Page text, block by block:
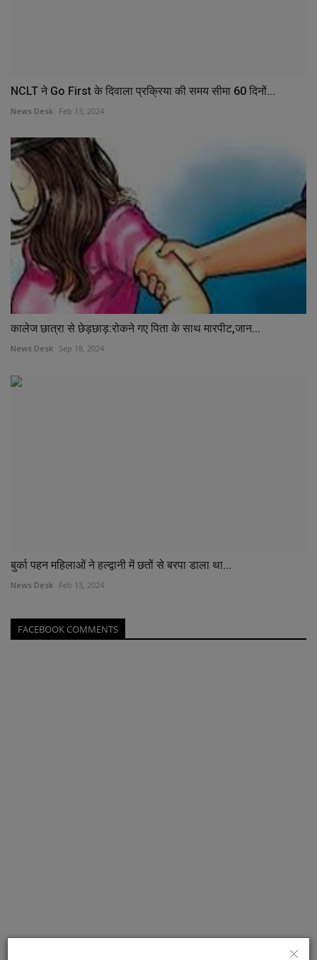
NCLT ने Go First के दिवाला प्रक्रिया की समय सीमा 60 दिनों...
News Desk Feb 13, 2024
कालेज छात्रा से छेड़छाड़:रोकने गए पिता के साथ मारपीट,जान...
News Desk Sep 18, 2024
बुर्का पहन महिलाओं ने हल्द्वानी में छतों से बरपा डाला था...
News Desk Feb 13, 2024
FACEBOOK COMMENTS